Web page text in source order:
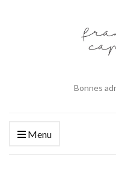
Bonnes
Menu